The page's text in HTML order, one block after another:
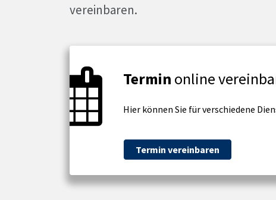
vereinbaren.
Termin online
Hier können Sie für verschiedene
Termin vereinbaren